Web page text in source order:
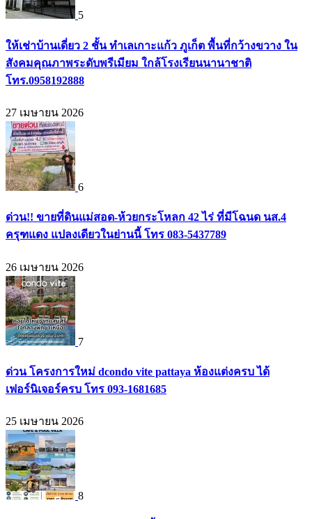
5
ให้เช่าบ้านเดี่ยว 2 ชั้น ทำเลเกาะแก้ว ภูเก็ต พื้นที่กว้างขวาง ใน
สังคมคุณภาพระดับพรีเมียม ใกล้โรงเรียนนานาชาติ
โทร.0958192888
27 เมษายน 2026
6
ด่วน!! ขายที่ดินแม่สอด-ห้วยกระโหลก 42 ไร่ ที่มีโฉนด นส.4
ครุฑแดง แปลงเดียวในย่านนี้ โทร 083-5437789
26 เมษายน 2026
7
ด่วน โครงการใหม่ dcondo vite pattaya ห้องแต่งครบ ได้
เฟอร์นิเจอร์ครบ โทร 093-1681685
25 เมษายน 2026
8